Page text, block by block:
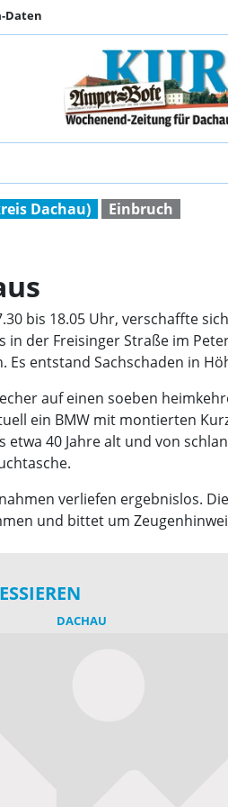
Daten
Einbruch
Dachau) Einbruch
bis 18.05 Uhr, verschaffte
der Freisinger Straße im
Es entstand Sachschaden in
auf einen soeben
ein BMW mit montierten
etwa 40 Jahre alt und von
verliefen ergebnislos.
und bittet um
DACHAU